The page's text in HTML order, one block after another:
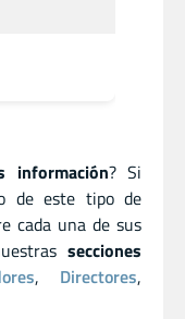
información? Si
de este tipo de
cada una de sus
secciones
, Directores,